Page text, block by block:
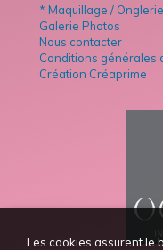
Les cookies assurent le
* Maquillage /
Galerie Photos
Nous contacter
Conditions générales
Création Créaprime